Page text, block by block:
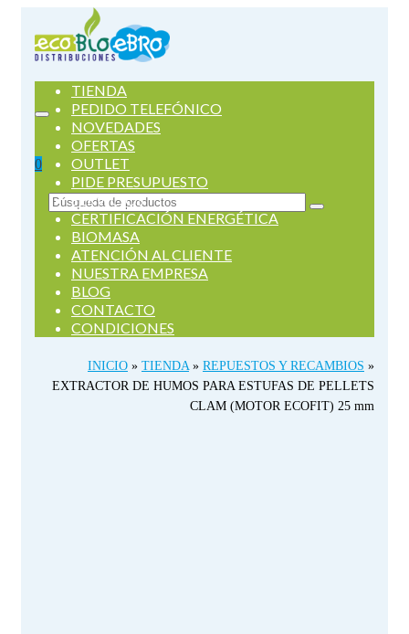
0
Buscar
por:
TIENDA
PEDIDO TELEFÓNICO
NOVEDADES
OFERTAS
OUTLET
PIDE PRESUPUESTO
SERVICIOS
CERTIFICACIÓN ENERGÉTICA
BIOMASA
ATENCIÓN AL CLIENTE
NUESTRA EMPRESA
BLOG
CONTACTO
CONDICIONES
INICIO » TIENDA » REPUESTOS Y RECAMBIOS »
EXTRACTOR DE HUMOS PARA ESTUFAS DE PELLETS
CLAM (MOTOR ECOFIT) 25 mm